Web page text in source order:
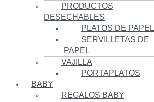
PRODUCTOS
DESECHABLES
PLATOS DE PAPEL
SERVILLETAS DE
PAPEL
VAJILLA
PORTAPLATOS
BABY
REGALOS BABY